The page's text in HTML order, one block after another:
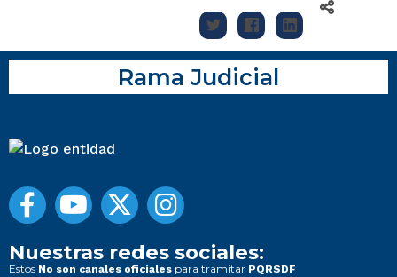
Rama Judicial
Nuestras redes sociales:
Estos No son canales oficiales para tramitar PQRSDF